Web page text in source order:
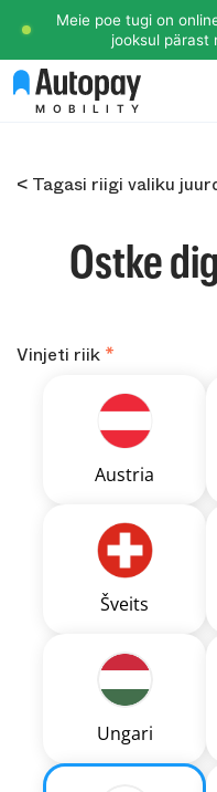
Meie poe tugi on
jooksul pärast
MOBILITY
< Tagasi riigi valiku
Ostke
Vinjeti riik
Austria
Šveits
Ungari